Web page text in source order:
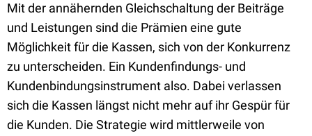
Mit der annähernden Gleichschaltung der Beiträge
und Leistungen sind die Prämien eine gute
Möglichkeit für die Kassen, sich von der Konkurrenz
zu unterscheiden. Ein Kundenfindungs- und
Kundenbindungsinstrument also. Dabei verlassen
sich die Kassen längst nicht mehr auf ihr Gespür für
die Kunden. Die Strategie wird mittlerweile von